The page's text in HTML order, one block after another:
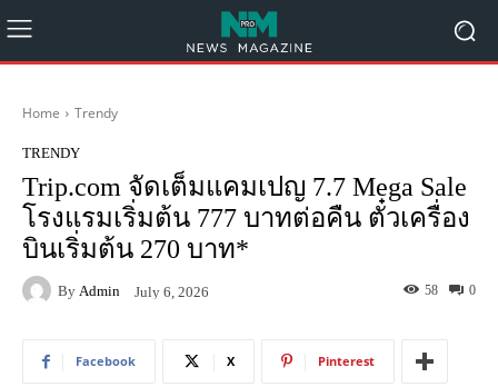
Home Trendy
TRENDY
Trip.com จัดเต็มแคมเปญ 7.7 Mega Sale
โรงแรมเริ่มต้น 777 บาทต่อคืน ตั๋วเครื่อง
บินเริ่มต้น 270 บาท*
By Admin July 6, 2026 0
58
Facebook X Pinterest